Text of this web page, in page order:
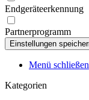
Endgeräteerkennung
Partnerprogramm
Menü schließen
Kategorien